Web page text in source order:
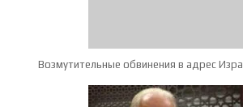
Возмутительные обвинения в адрес